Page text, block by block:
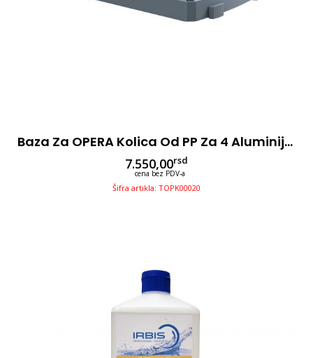
Baza Za OPERA Kolica Od PP Za 4 Aluminijumska Nosača
7.550,00rsd
cena bez PDV-a
Šifra artikla: TOPK00020